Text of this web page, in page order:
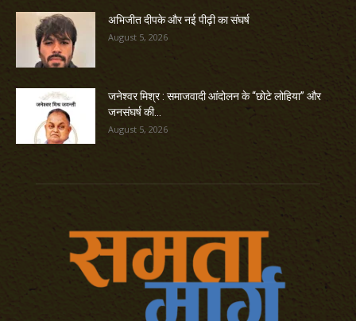
अभिजीत दीपके और नई पीढ़ी का संघर्ष
August 5, 2026
जनेश्वर मिश्र : समाजवादी आंदोलन के “छोटे लोहिया” और
जनसंघर्ष की...
August 5, 2026